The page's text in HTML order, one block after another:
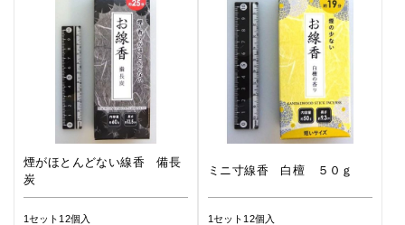
煙がほとんどない線香 備長
炭
1セット12個入
ミニ寸線香 白檀 ５０ｇ
1セット12個入